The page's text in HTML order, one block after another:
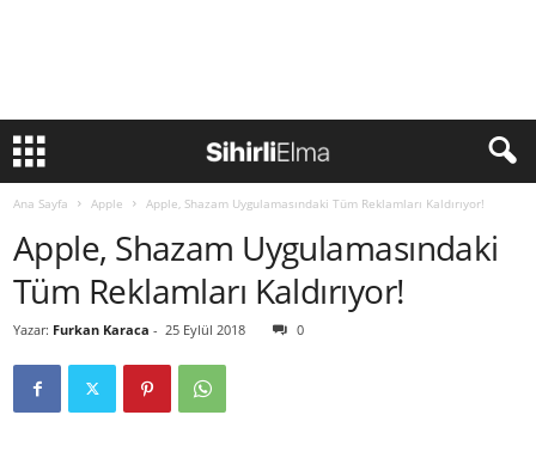
Ana Sayfa Apple Apple, Shazam Uygulamasındaki Tüm Reklamları Kaldırıyor!
Apple, Shazam Uygulamasındaki
Tüm Reklamları Kaldırıyor!
Yazar: Furkan Karaca - 25 Eylül 2018 0